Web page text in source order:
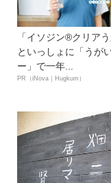
「イソジン®クリアう
といっしょに「うが
ー」で一年...
PR（iNova｜Hugkum）